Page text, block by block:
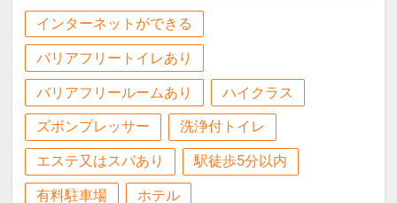
インターネットコース番号：DP-2-
200000005697
・繁華街、本通り商店街（徒歩約5分）
・コンビニ セブンイレブン（徒歩約1
分）
・マツダスタジアム（路面電車＋徒歩で
約30分）
・お好み村・お好み共和国（徒歩約20
分）
インターネットができる
バリアフリートイレあり
バリアフリールームあり ハイクラス
ズボンプレッサー 洗浄付トイレ
エステ又はスパあり 駅徒歩5分以内
有料駐車場 ホテル